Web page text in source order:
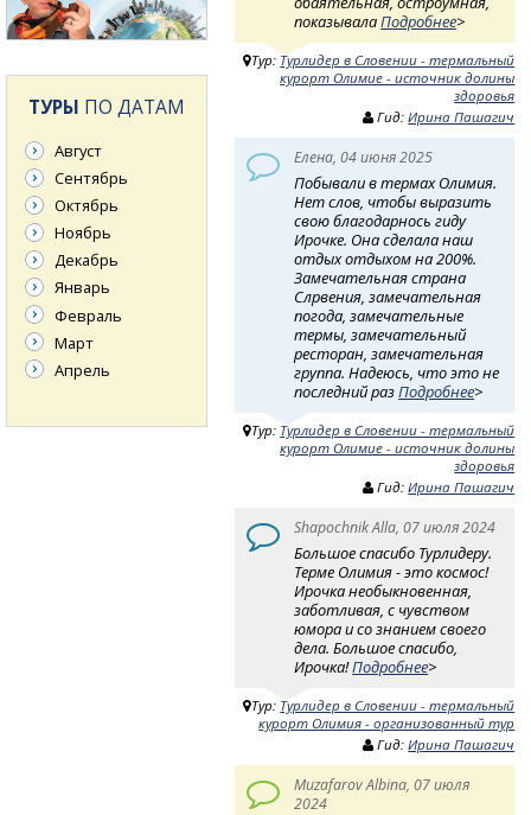
показывалаПодробнее>
Тур: Турлидер в Словении - термальный
курорт Олимие - источник долины
здоровья
Гид:Ирина Пашагич
Елена, 04 июня 2025
Побывали в термах Олимия.
Нет слов, чтобы выразить
свою благодарнось гиду
Ирочке. Она сделала наш
отдых отдыхом на 200%.
Замечательная страна
Слрвения, замечательная
погода, замечательные
термы, замечательный
ресторан, замечательная
группа. Надеюсь, что это не
последний разПодробнее>
Тур: Турлидер в Словении - термальный
курорт Олимие - источник долины
здоровья
Гид:Ирина Пашагич
Shapochnik Alla, 07 июля 2024
Большое спасибо Турлидеру.
Терме Олимия - это космос!
Ирочка необыкновенная,
заботливая, с чувством
юмора и со знанием своего
дела. Большое спасибо,
Ирочка!Подробнее>
Тур: Турлидер в Словении - термальный
курорт Олимия - организованный тур
Гид:Ирина Пашагич
Muzafarov Albina, 07 июля
2024
ТУРЫ ПО ДАТАМ
Август
Сентябрь
Октябрь
Ноябрь
Декабрь
Январь
Февраль
Март
Апрель